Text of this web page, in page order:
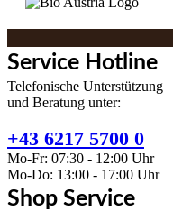
Service Hotline
Telefonische Unterstützung
und Beratung unter:
+43 6217 5700 0
Mo-Fr: 07:30 - 12:00 Uhr
Mo-Do: 13:00 - 17:00 Uhr
Shop Service